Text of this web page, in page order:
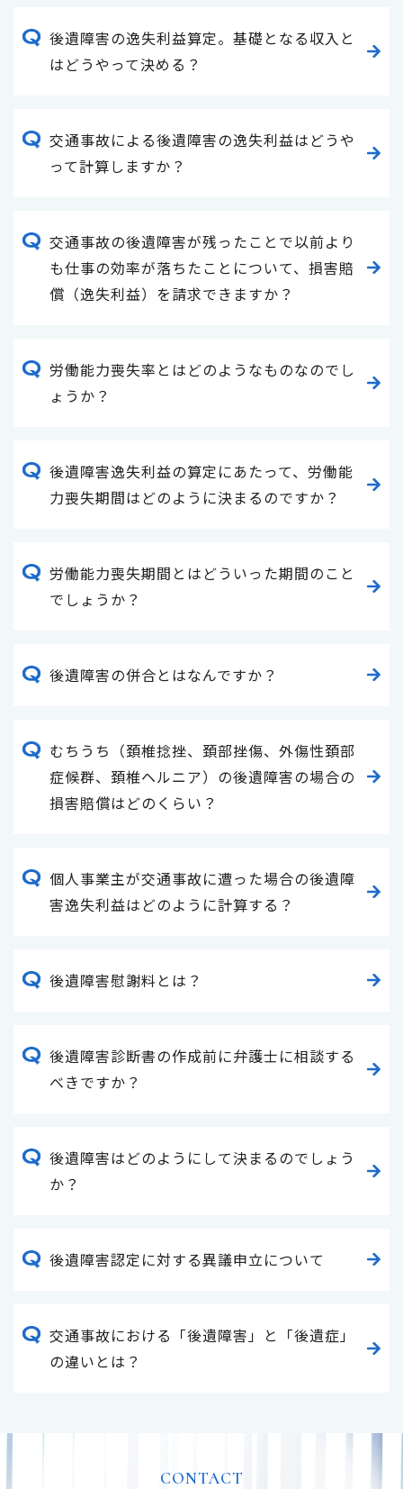
後遺障害の逸失利益算定。基礎となる収入と
はどうやって決める？
交通事故による後遺障害の逸失利益はどうや
って計算しますか？
交通事故の後遺障害が残ったことで以前より
も仕事の効率が落ちたことについて、損害賠
償（逸失利益）を請求できますか？
労働能力喪失率とはどのようなものなのでし
ょうか？
後遺障害逸失利益の算定にあたって、労働能
力喪失期間はどのように決まるのですか？
労働能力喪失期間とはどういった期間のこと
でしょうか？
後遺障害の併合とはなんですか？
むちうち（頚椎捻挫、頚部挫傷、外傷性頚部
症候群、頚椎ヘルニア）の後遺障害の場合の
損害賠償はどのくらい？
個人事業主が交通事故に遭った場合の後遺障
害逸失利益はどのように計算する？
後遺障害慰謝料とは？
後遺障害診断書の作成前に弁護士に相談する
べきですか？
後遺障害はどのようにして決まるのでしょう
か？
後遺障害認定に対する異議申立について
交通事故における「後遺障害」と「後遺症」
の違いとは？
CONTACT